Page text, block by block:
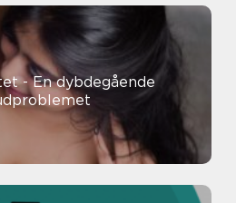
- En dybdegående